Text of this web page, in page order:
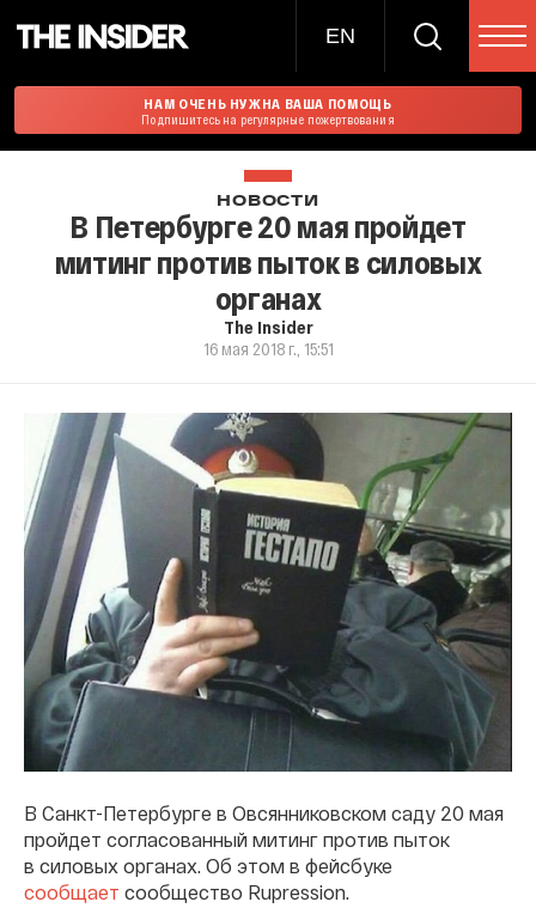
EN
НАМ ОЧЕНЬ НУЖНА ВАША ПОМОЩЬ
Подпишитесь на регулярные пожертвования
НОВОСТИ
В Петербурге 20 мая пройдет
митинг против пыток в силовых
органах
The Insider
16 мая 2018 г., 15:51
В Санкт-Петербурге в Овсянниковском саду 20 мая
пройдет согласованный митинг против пыток
в силовых органах. Об этом в фейсбуке
сообщает сообщество Rupression.